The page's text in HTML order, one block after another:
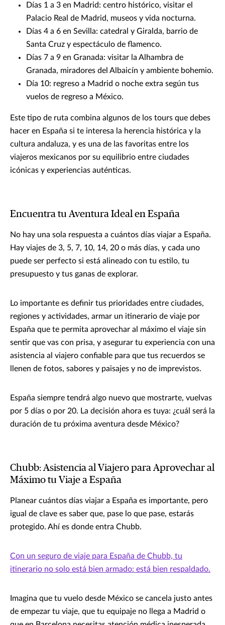
Días 1 a 3 en Madrid: centro histórico, visitar el
Palacio Real de Madrid, museos y vida nocturna.
Días 4 a 6 en Sevilla: catedral y Giralda, barrio de
Santa Cruz y espectáculo de flamenco.
Días 7 a 9 en Granada: visitar la Alhambra de
Granada, miradores del Albaicín y ambiente bohemio.
Día 10: regreso a Madrid o noche extra según tus
vuelos de regreso a México.
Este tipo de ruta combina algunos de los tours que debes
hacer en España si te interesa la herencia histórica y la
cultura andaluza, y es una de las favoritas entre los
viajeros mexicanos por su equilibrio entre ciudades
icónicas y experiencias auténticas.
Encuentra tu Aventura Ideal en España
No hay una sola respuesta a cuántos días viajar a España.
Hay viajes de 3, 5, 7, 10, 14, 20 o más días, y cada uno
puede ser perfecto si está alineado con tu estilo, tu
presupuesto y tus ganas de explorar.
Lo importante es definir tus prioridades entre ciudades,
regiones y actividades, armar un itinerario de viaje por
España que te permita aprovechar al máximo el viaje sin
sentir que vas con prisa, y asegurar tu experiencia con una
asistencia al viajero confiable para que tus recuerdos se
llenen de fotos, sabores y paisajes y no de imprevistos.
España siempre tendrá algo nuevo que mostrarte, vuelvas
por 5 días o por 20. La decisión ahora es tuya: ¿cuál será la
duración de tu próxima aventura desde México?
Chubb: Asistencia al Viajero para Aprovechar al
Máximo tu Viaje a España
Planear cuántos días viajar a España es importante, pero
igual de clave es saber que, pase lo que pase, estarás
protegido. Ahí es donde entra Chubb.
Con un seguro de viaje para España de Chubb, tu
itinerario no solo está bien armado: está bien respaldado.
Imagina que tu vuelo desde México se cancela justo antes
de empezar tu viaje, que tu equipaje no llega a Madrid o